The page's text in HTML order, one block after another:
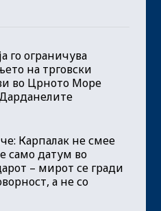
го ограничува
на трговски
во Црното Море
Карпалак не смее
само датум во
– мирот се гради
а не со